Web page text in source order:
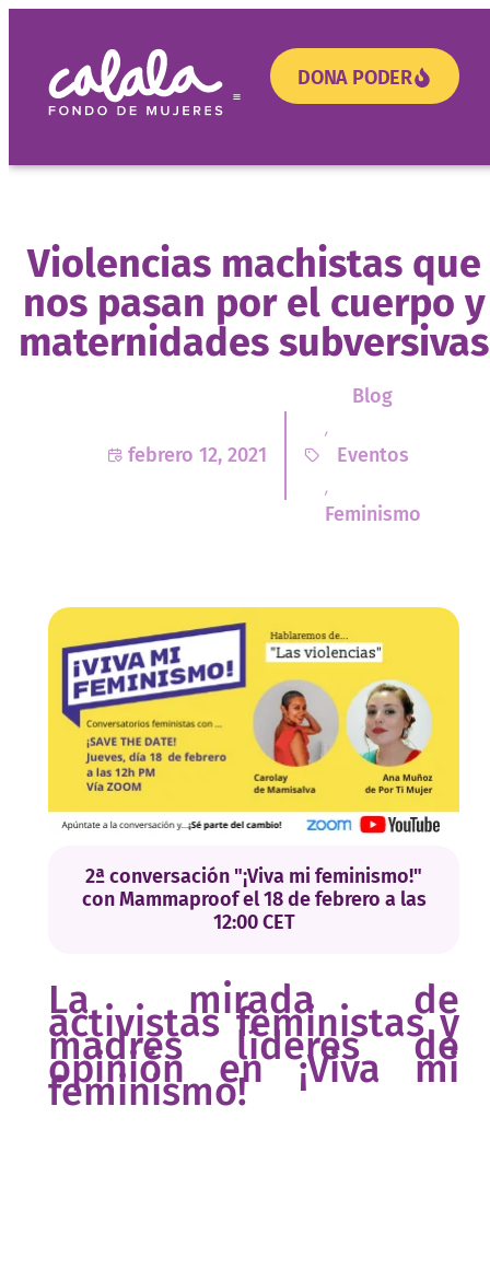
DONA PODER
Violencias machistas que
nos pasan por el cuerpo y
maternidades subversivas
febrero 12, 2021
Blog
,
Eventos
,
Feminismo
2ª conversación "¡Viva mi feminismo!"
con Mammaproof el 18 de febrero a las
12:00 CET
La mirada de
activistas feministas y
madres líderes de
opinión en ¡Viva mi
feminismo!